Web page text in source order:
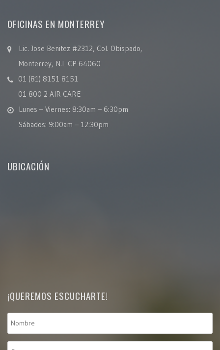
OFICINAS EN MONTERREY
Lic. Jose Benitez #2312, Col. Obispado,
Monterrey, N.L CP 64060
01 (81) 8151 8151
01 800 2 AIR CARE
Lunes – Viernes: 8:30am – 6:30pm
Sábados: 9:00am – 12:30pm
UBICACIÓN
¡QUEREMOS ESCUCHARTE!